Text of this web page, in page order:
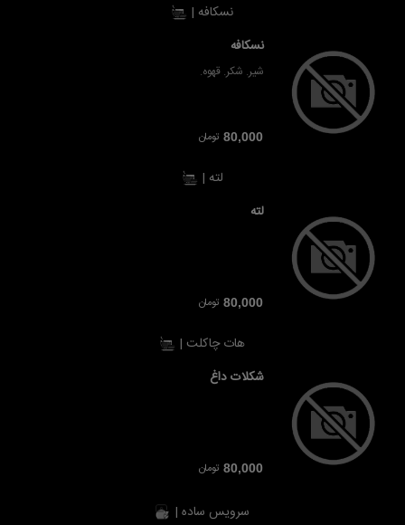
نسکافه |
نسکافه
شیر. شکر. قهوه.
80,000 تومان
لته |
لته
80,000 تومان
هات چاکلت |
شکلات داغ
80,000 تومان
سرویس ساده |